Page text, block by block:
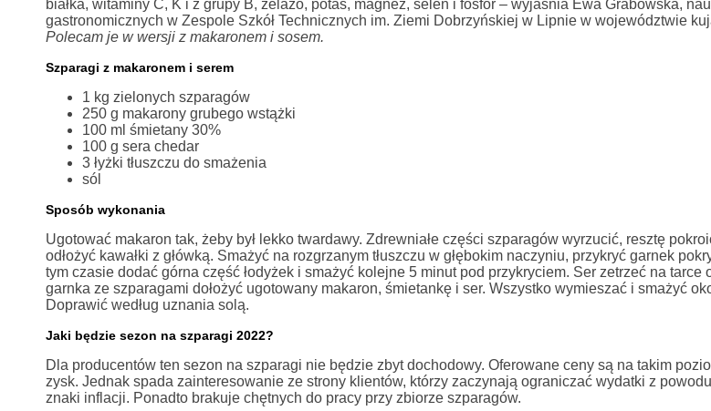
białka, witaminy C, K i z grupy B, żelazo, potas, magnez, selen i fosfor – wyjaśnia Ewa Grabowska,
gastronomicznych w Zespole Szkół Technicznych im. Ziemi Dobrzyńskiej w Lipnie w województwie
Polecam je w wersji z makaronem i sosem.
Szparagi z makaronem i serem
1 kg zielonych szparagów
250 g makarony grubego wstążki
100 ml śmietany 30%
100 g sera chedar
3 łyżki tłuszczu do smażenia
sól
Sposób wykonania
Ugotować makaron tak, żeby był lekko twardawy. Zdrewniałe części szparagów wyrzucić, resztę
odłożyć kawałki z główką. Smażyć na rozgrzanym tłuszczu w głębokim naczyniu, przykryć garnek
tym czasie dodać górna część łodyżek i smażyć kolejne 5 minut pod przykryciem. Ser zetrzeć na tarce
garnka ze szparagami dołożyć ugotowany makaron, śmietankę i ser. Wszystko wymieszać i smażyć
Doprawić według uznania solą.
Jaki będzie sezon na szparagi 2022?
Dla producentów ten sezon na szparagi nie będzie zbyt dochodowy. Oferowane ceny są na takim
zysk. Jednak spada zainteresowanie ze strony klientów, którzy zaczynają ograniczać wydatki z
znaki inflacji. Ponadto brakuje chętnych do pracy przy zbiorze szparagów.